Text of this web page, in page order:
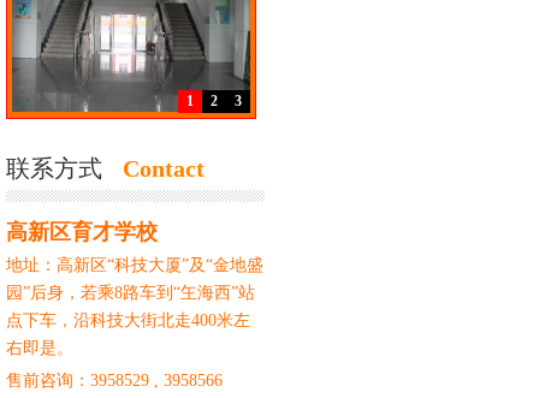
1 2 3
联系方式 Contact
高新区育才学校
地址：高新区“科技大厦”及“金地盛
园”后身，若乘8路车到“玍海西”站
点下车，沿科技大街北走400米左
右即是。
售前咨询：3958529 , 3958566